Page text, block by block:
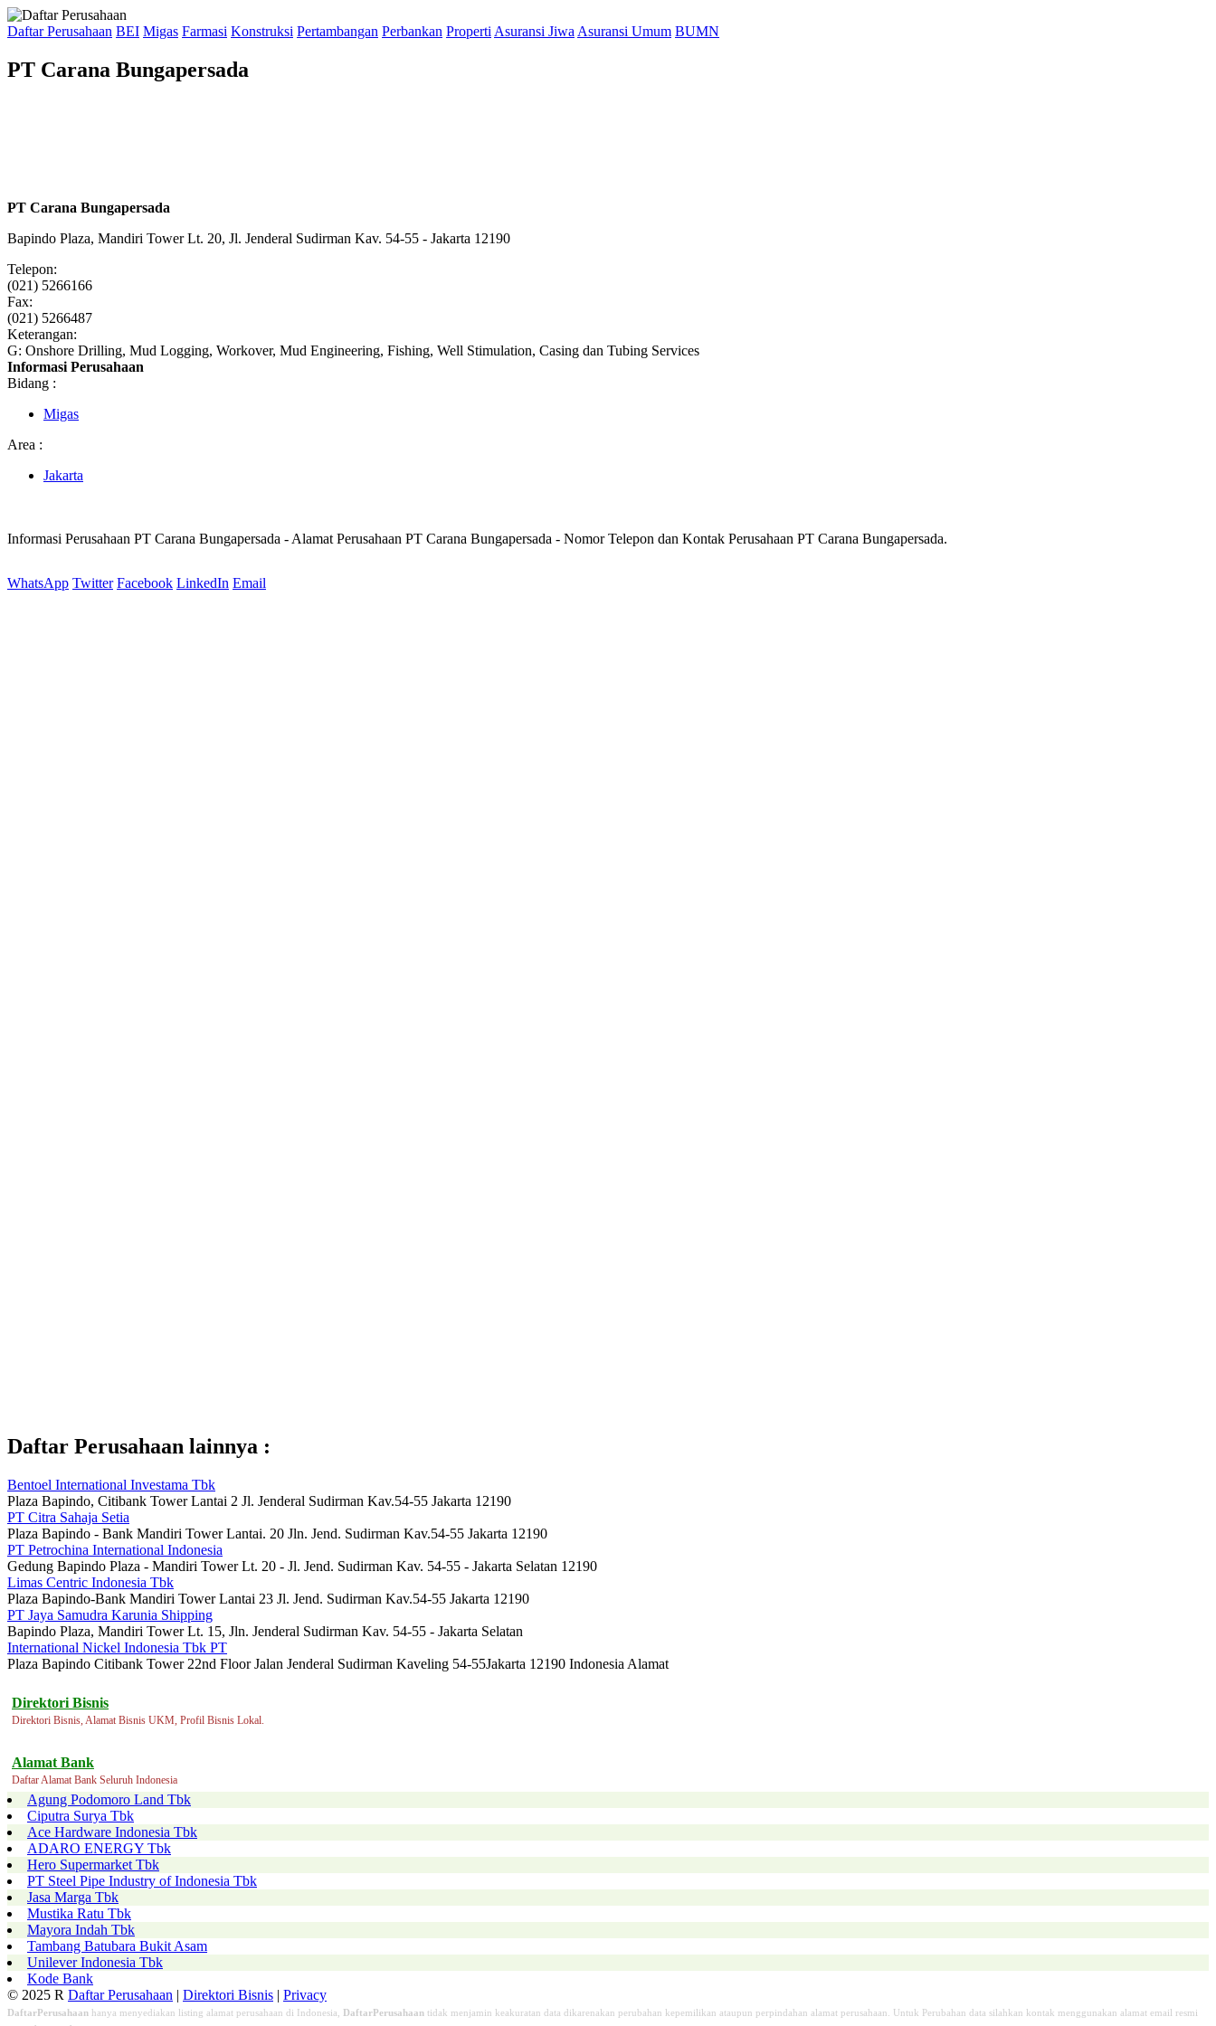
Daftar Perusahaan BEI Migas Farmasi Konstruksi Pertambangan Perbankan Properti Asuransi Jiwa Asuransi Umum BUMN
PT Carana Bungapersada
PT Carana Bungapersada
Bapindo Plaza, Mandiri Tower Lt. 20, Jl. Jenderal Sudirman Kav. 54-55 - Jakarta 12190
Telepon:
(021) 5266166
Fax:
(021) 5266487
Keterangan:
G: Onshore Drilling, Mud Logging, Workover, Mud Engineering, Fishing, Well Stimulation, Casing dan Tubing Services
Informasi Perusahaan
Bidang :
Migas
Area :
Jakarta
Informasi Perusahaan PT Carana Bungapersada - Alamat Perusahaan PT Carana Bungapersada - Nomor Telepon dan Kontak Perusahaan PT Carana Bungapersada.
WhatsApp Twitter Facebook LinkedIn Email
Daftar Perusahaan lainnya :
Bentoel International Investama Tbk
Plaza Bapindo, Citibank Tower Lantai 2 Jl. Jenderal Sudirman Kav.54-55 Jakarta 12190
PT Citra Sahaja Setia
Plaza Bapindo - Bank Mandiri Tower Lantai. 20 Jln. Jend. Sudirman Kav.54-55 Jakarta 12190
PT Petrochina International Indonesia
Gedung Bapindo Plaza - Mandiri Tower Lt. 20 - Jl. Jend. Sudirman Kav. 54-55 - Jakarta Selatan 12190
Limas Centric Indonesia Tbk
Plaza Bapindo-Bank Mandiri Tower Lantai 23 Jl. Jend. Sudirman Kav.54-55 Jakarta 12190
PT Jaya Samudra Karunia Shipping
Bapindo Plaza, Mandiri Tower Lt. 15, Jln. Jenderal Sudirman Kav. 54-55 - Jakarta Selatan
International Nickel Indonesia Tbk PT
Plaza Bapindo Citibank Tower 22nd Floor Jalan Jenderal Sudirman Kaveling 54-55Jakarta 12190 Indonesia Alamat
Direktori Bisnis
Direktori Bisnis, Alamat Bisnis UKM, Profil Bisnis Lokal.
Alamat Bank
Daftar Alamat Bank Seluruh Indonesia
Agung Podomoro Land Tbk
Ciputra Surya Tbk
Ace Hardware Indonesia Tbk
ADARO ENERGY Tbk
Hero Supermarket Tbk
PT Steel Pipe Industry of Indonesia Tbk
Jasa Marga Tbk
Mustika Ratu Tbk
Mayora Indah Tbk
Tambang Batubara Bukit Asam
Unilever Indonesia Tbk
Kode Bank
© 2025 R Daftar Perusahaan | Direktori Bisnis | Privacy
DaftarPerusahaan hanya menyediakan listing alamat perusahaan di Indonesia, DaftarPerusahaan tidak menjamin keakuratan data dikarenakan perubahan kepemilikan ataupun perpindahan alamat perusahaan. Untuk Perubahan data silahkan kontak menggunakan alamat email resmi